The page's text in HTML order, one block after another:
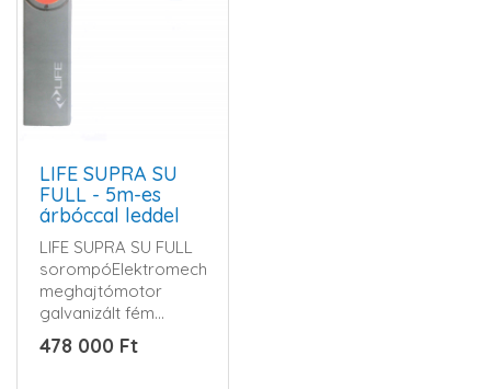
LIFE SUPRA SU
FULL - 5m-es
árbóccal leddel
LIFE SUPRA SU FULL
sorompóElektromechanikus
meghajtómotor
galvanizált fém
házban, műanyag ,
ütésálló..
478 000 Ft